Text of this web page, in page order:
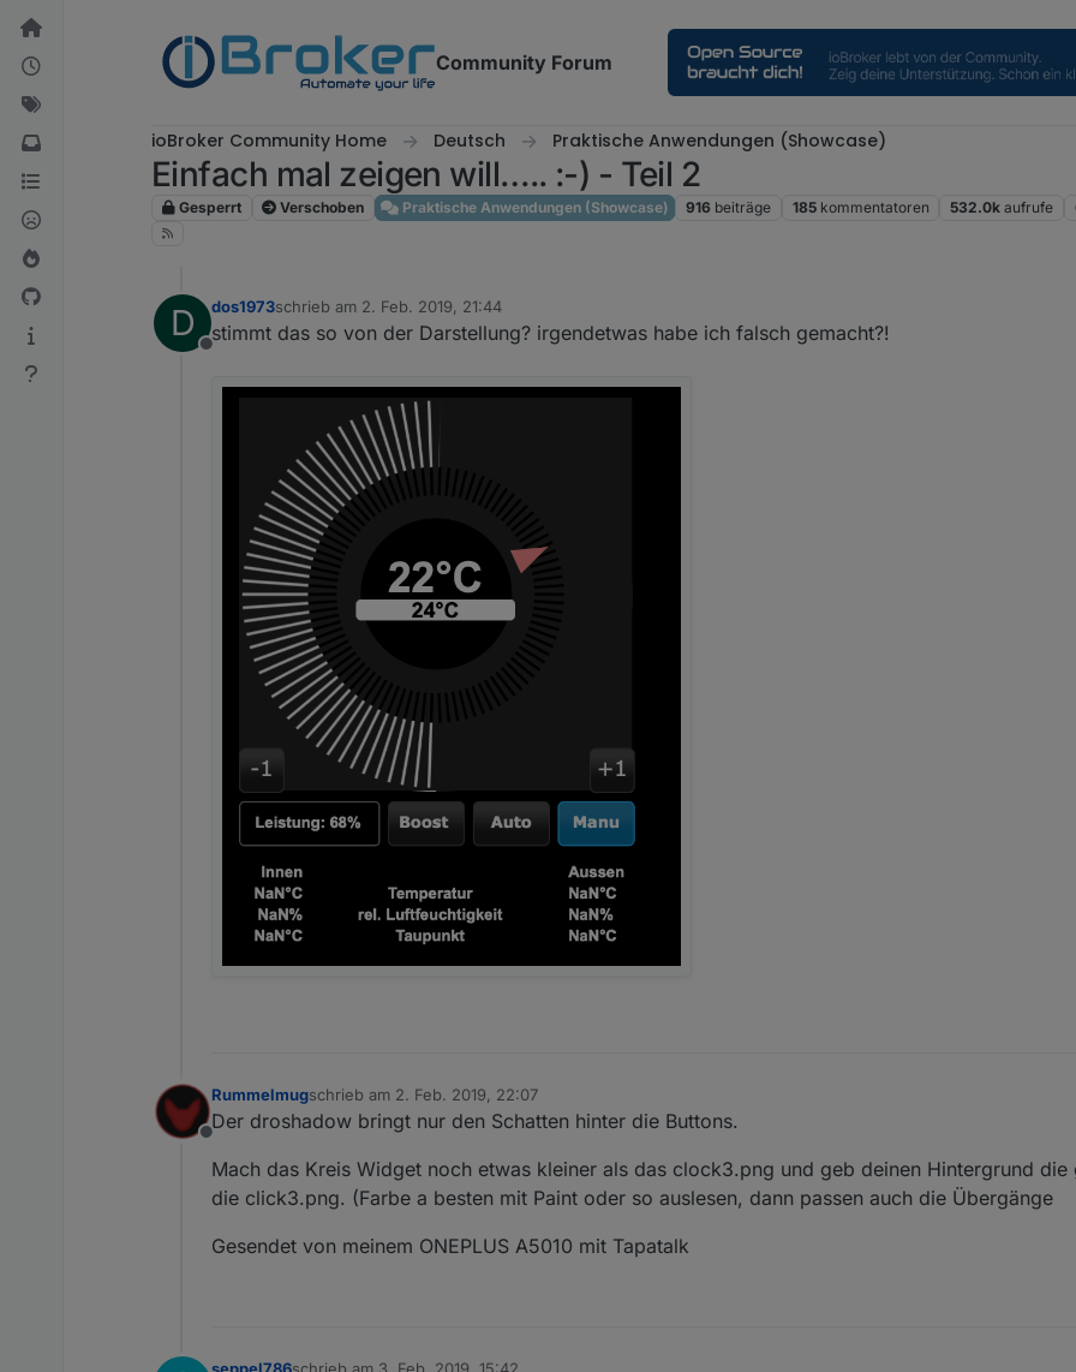
Weiter zum Inhalt
Community Forum
ioBroker Community Home Deutsch Praktische Anwendungen (Showcase)
Einfach mal zeigen will….. :-) - Teil 2
Gesperrt Verschoben Praktische Anwendungen (Showcase) 916 beiträge 185 kommentatoren 532.0k aufrufe
D
Offline
dos1973schrieb am 2. Feb. 2019, 21:44
zuletzt editiert von
stimmt das so von der Darstellung? irgendetwas habe ich falsch gemacht?!
Offline
Rummelmugschrieb am 2. Feb. 2019, 22:07
zuletzt editiert von
Der droshadow bringt nur den Schatten hinter die Buttons.
Mach das Kreis Widget noch etwas kleiner als das clock3.png und geb deinen Hintergrund die
die click3.png. (Farbe a besten mit Paint oder so auslesen, dann passen auch die Übergänge
Gesendet von meinem ONEPLUS A5010 mit Tapatalk
seppel786schrieb am 3. Feb. 2019, 15:42